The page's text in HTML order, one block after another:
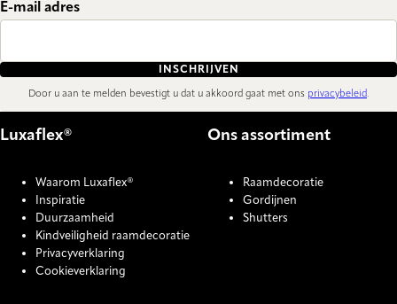
E-mail adres
INSCHRIJVEN
Door u aan te melden bevestigt u dat u akkoord gaat met ons privacybeleid.
Luxaflex®
Waarom Luxaflex®
Inspiratie
Duurzaamheid
Kindveiligheid raamdecoratie
Privacyverklaring
Cookieverklaring
Ons assortiment
Raamdecoratie
Gordijnen
Shutters